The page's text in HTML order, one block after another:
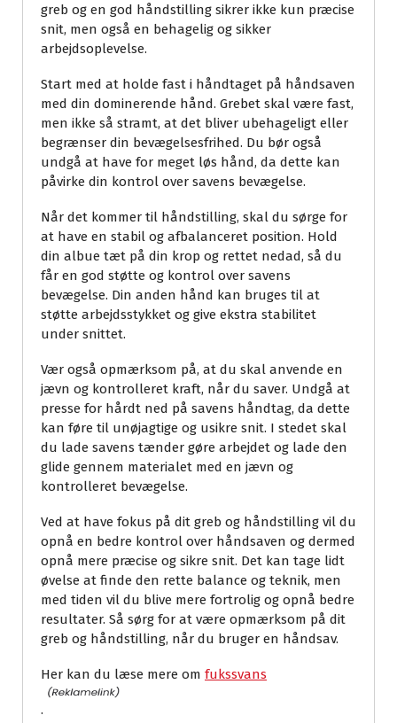
greb og en god håndstilling sikrer ikke kun præcise
snit, men også en behagelig og sikker
arbejdsoplevelse.
Start med at holde fast i håndtaget på håndsaven
med din dominerende hånd. Grebet skal være fast,
men ikke så stramt, at det bliver ubehageligt eller
begrænser din bevægelsesfrihed. Du bør også
undgå at have for meget løs hånd, da dette kan
påvirke din kontrol over savens bevægelse.
Når det kommer til håndstilling, skal du sørge for
at have en stabil og afbalanceret position. Hold
din albue tæt på din krop og rettet nedad, så du
får en god støtte og kontrol over savens
bevægelse. Din anden hånd kan bruges til at
støtte arbejdsstykket og give ekstra stabilitet
under snittet.
Vær også opmærksom på, at du skal anvende en
jævn og kontrolleret kraft, når du saver. Undgå at
presse for hårdt ned på savens håndtag, da dette
kan føre til unøjagtige og usikre snit. I stedet skal
du lade savens tænder gøre arbejdet og lade den
glide gennem materialet med en jævn og
kontrolleret bevægelse.
Ved at have fokus på dit greb og håndstilling vil du
opnå en bedre kontrol over håndsaven og dermed
opnå mere præcise og sikre snit. Det kan tage lidt
øvelse at finde den rette balance og teknik, men
med tiden vil du blive mere fortrolig og opnå bedre
resultater. Så sørg for at være opmærksom på dit
greb og håndstilling, når du bruger en håndsav.
Her kan du læse mere om fukssvans
.